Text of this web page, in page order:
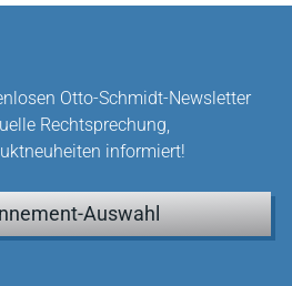
Otto-Schmidt-Newsletter
Rechtsprechung,
informiert!
Auswahl